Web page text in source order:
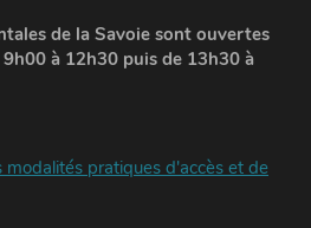
de la Savoie sont ouvertes
à 12h30 puis de 13h30 à
modalités pratiques d'accès et de